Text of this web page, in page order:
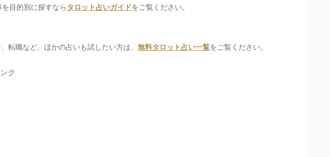
目的別に探すならタロット占いガイドをご覧ください。
転職など、ほかの占いも試したい方は、 無料タロット占い一覧をご覧ください。
ク